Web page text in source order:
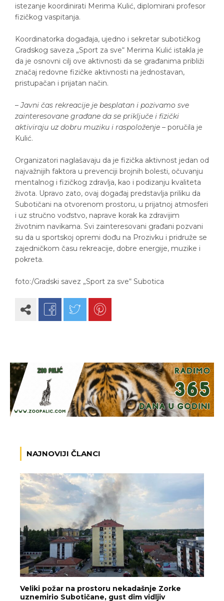
istezanje koordinirati Merima Kulić, diplomirani profesor
fizičkog vaspitanja.
Koordinatorka događaja, ujedno i sekretar subotičkog
Gradskog saveza „Sport za sve“ Merima Kulić istakla je
da je osnovni cilj ove aktivnosti da se građanima približi
značaj redovne fizičke aktivnosti na jednostavan,
pristupačan i prijatan način.
–Javni čas rekreacije je besplatan i pozivamo sve
zainteresovane građane da se priključe i fizički
aktiviraju uz dobru muziku i raspoloženje – poručila je
Kulić.
Organizatori naglašavaju da je fizička aktivnost jedan od
najvažnijih faktora u prevenciji brojnih bolesti, očuvanju
mentalnog i fizičkog zdravlja, kao i podizanju kvaliteta
života. Upravo zato, ovaj događaj predstavlja priliku da
Subotičani na otvorenom prostoru, u prijatnoj atmosferi
i uz stručno vođstvo, naprave korak ka zdravijim
životnim navikama. Svi zainteresovani građani pozvani
su da u sportskoj opremi dođu na Prozivku i pridruže se
zajedničkom času rekreacije, dobre energije, muzike i
pokreta.
foto:/Gradski savez „Sport za sve“ Subotica
NAJNOVIJI ČLANCI
Veliki požar na prostoru nekadašnje Zorke
uznemirio Subotičane, gust dim vidljiv